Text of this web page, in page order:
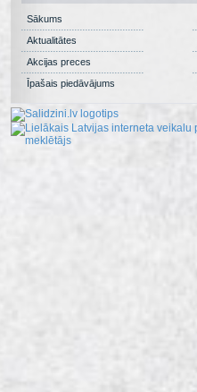
Sākums
Aktualitātes
Akcijas preces
Īpašais piedāvājums